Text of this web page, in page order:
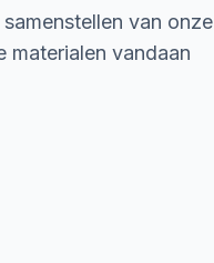
van onze
vandaan